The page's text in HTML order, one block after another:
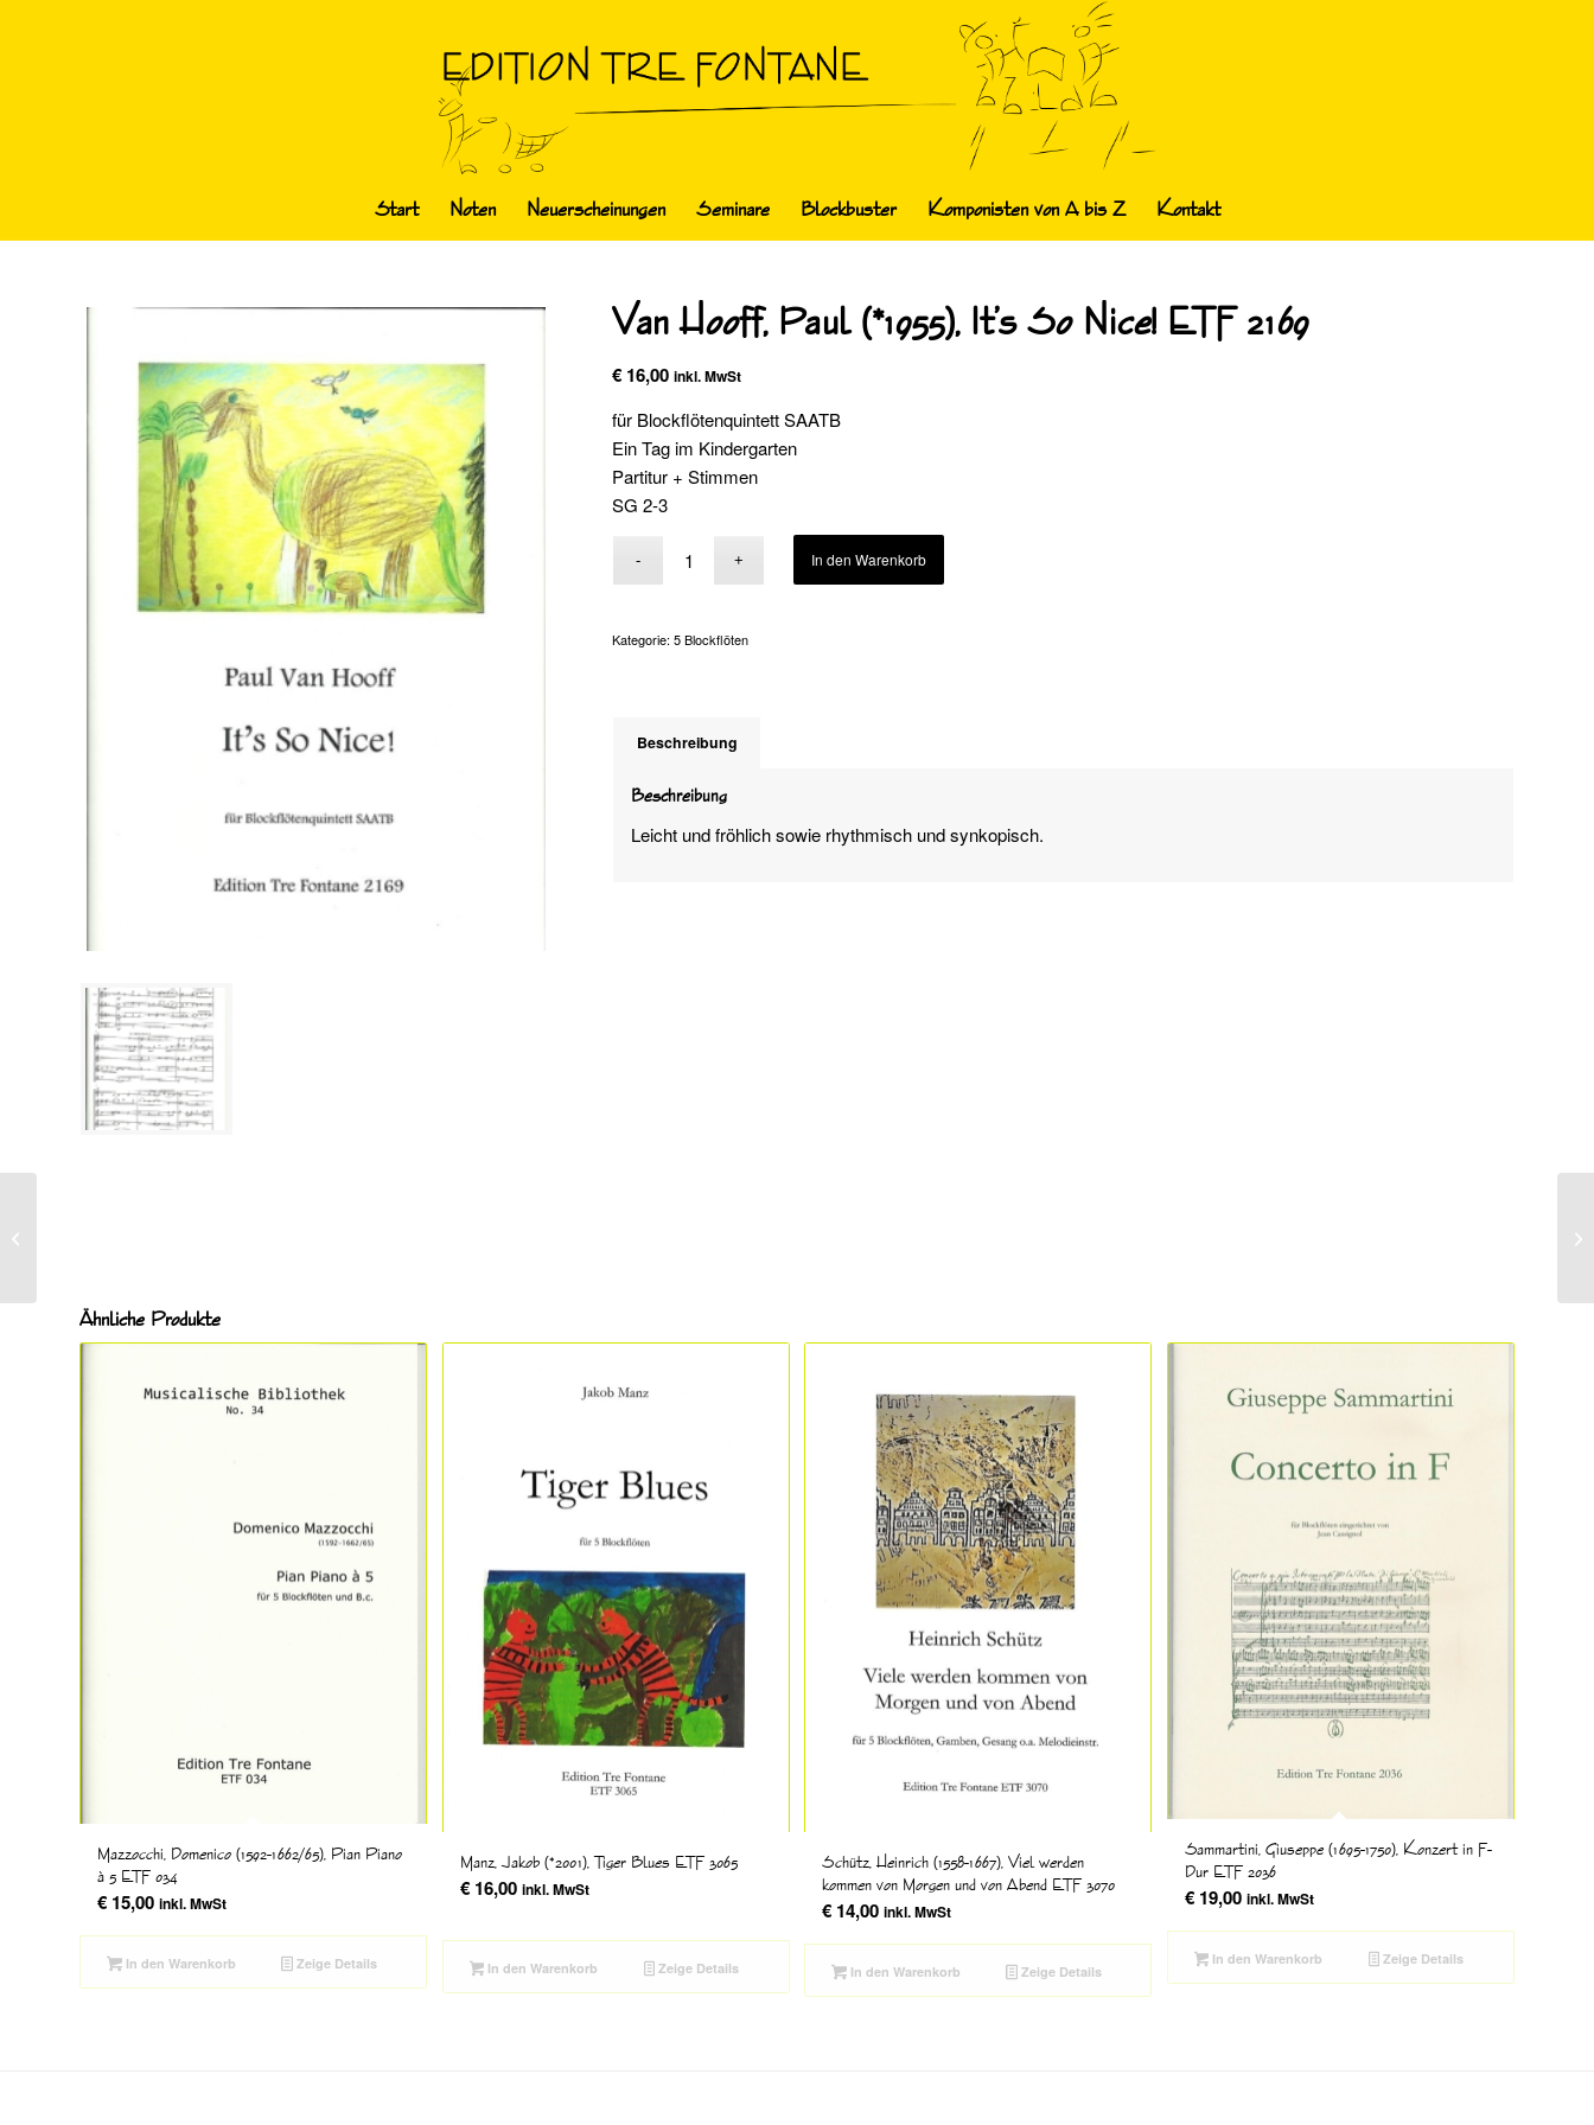
Start Noten Neuerscheinungen Seminare Blockbuster Komponisten von A bis Z Kontakt
Van Hooff, Paul (*1955), It’s So Nice! ETF 2169
€ 16,00 inkl. MwSt
für Blockflötenquintett SAATB
Ein Tag im Kindergarten
Partitur + Stimmen
SG 2-3
In den Warenkorb
Kategorie:5 Blockflöten
Beschreibung
Beschreibung
Leicht und fröhlich sowie rhythmisch und synkopisch.
Ähnliche Produkte
Mazzocchi, Domenico (1592-1662/65), Pian Piano
à 5 ETF 034
€ 15,00 inkl. MwSt
In den Warenkorb Zeige Details
Manz, Jakob (*2001), Tiger Blues ETF 3065
€16,00 inkl. MwSt
In den Warenkorb Zeige Details
Schütz, Heinrich (1558-1667), Viel werden
kommen von Morgen und von Abend ETF 3070
€ 14,00 inkl. MwSt
In den Warenkorb Zeige Details
Sammartini, Giuseppe (1695-1750), Konzert in F-
Dur ETF 2036
€19,00 inkl. MwSt
In den Warenkorb Zeige Details